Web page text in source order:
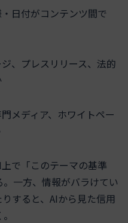
・日付がコンテンツ間で
ジ、プレスリリース、法的
メディア、ホワイトペー
で「このテーマの基準
一方、情報がバラけてい
すると、AIから見た信用